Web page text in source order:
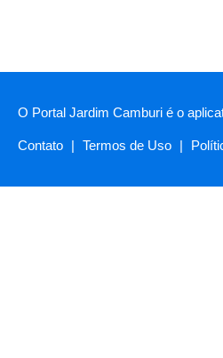
O Portal Jardim Camburi é o
Contato | Termos de Uso |